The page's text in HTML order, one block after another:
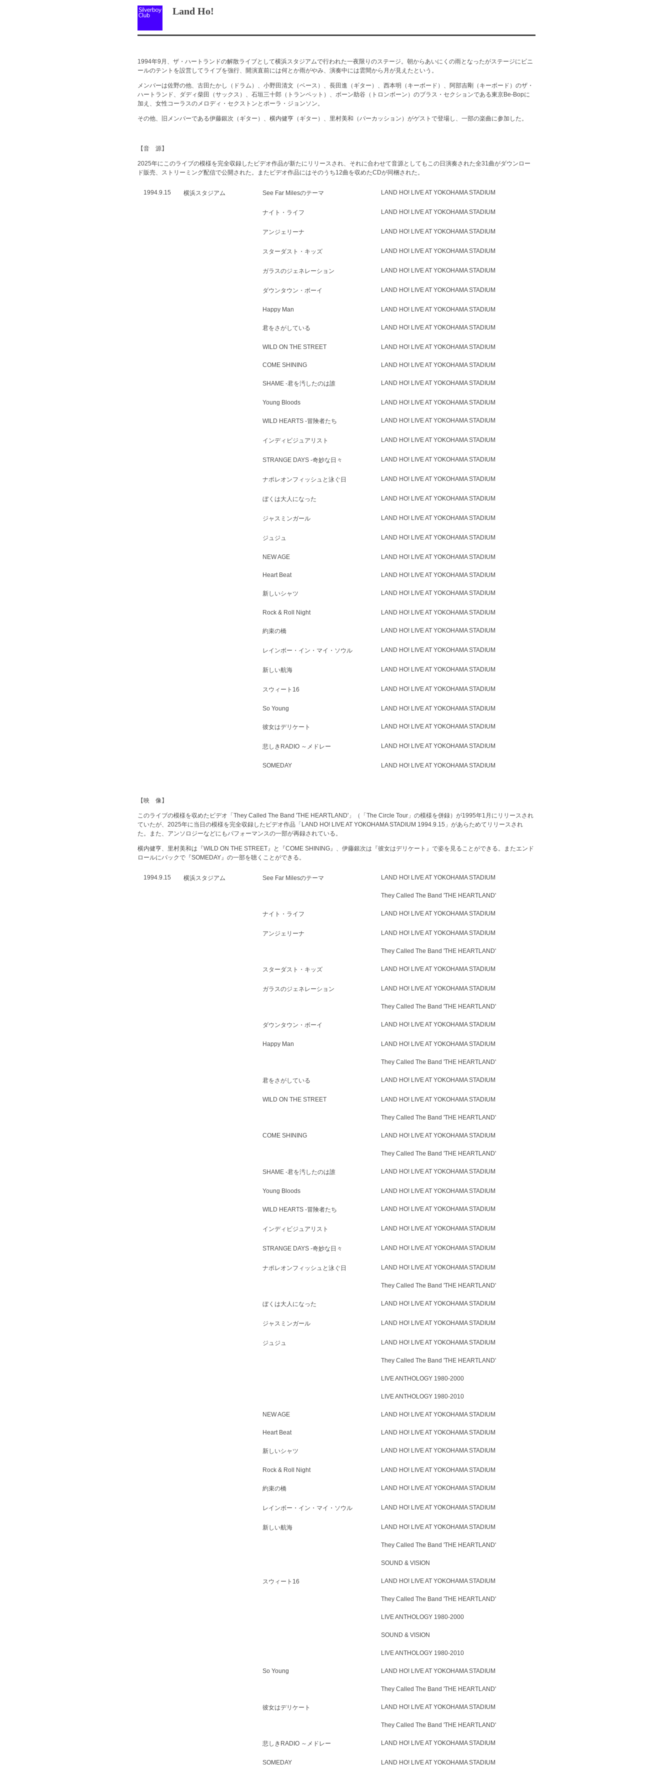
Land Ho!
1994年9月、ザ・ハートランドの解散ライブとして横浜スタジアムで行われた一夜限りのステージ。朝からあいにくの雨となったがステージにビニ
ールのテントを設営してライブを強行、開演直前には何とか雨がやみ、演奏中には雲間から月が見えたという。
メンバーは佐野の他、古田たかし（ドラム）、小野田清文（ベース）、長田進（ギター）、西本明（キーボード）、阿部吉剛（キーボード）のザ・
ハートランド、ダディ柴田（サックス）、石垣三十郎（トランペット）、ボーン助谷（トロンボーン）のブラス・セクションである東京Be-Bopに
加え、女性コーラスのメロディ・セクストンとポーラ・ジョンソン。
その他、旧メンバーである伊藤銀次（ギター）、横内健亨（ギター）、里村美和（パーカッション）がゲストで登場し、一部の楽曲に参加した。
【音 源】
2025年にこのライブの模様を完全収録した ビデオ作品が新たにリリースされ、それに合わせて音源としてもこの日演奏された全31曲がダウンロー
ド販売、ストリーミング配信で公開 された。またビデオ作品にはそのうち12曲を収めたCDが同梱された。
1994.9.15 横浜スタジアム See Far Milesのテーマ LAND HO! LIVE AT YOKOHAMA STADIUM
ナイト・ライフ LAND HO! LIVE AT YOKOHAMA STADIUM
アンジェリーナ LAND HO! LIVE AT YOKOHAMA STADIUM
スターダスト・キッズ LAND HO! LIVE AT YOKOHAMA STADIUM
ガラスのジェネレーション LAND HO! LIVE AT YOKOHAMA STADIUM
ダウンタウン・ボーイ LAND HO! LIVE AT YOKOHAMA STADIUM
Happy Man LAND HO! LIVE AT YOKOHAMA STADIUM
君をさがしている LAND HO! LIVE AT YOKOHAMA STADIUM
WILD ON THE STREET LAND HO! LIVE AT YOKOHAMA STADIUM
COME SHINING LAND HO! LIVE AT YOKOHAMA STADIUM
SHAME -君を汚したのは誰 LAND HO! LIVE AT YOKOHAMA STADIUM
Young Bloods LAND HO! LIVE AT YOKOHAMA STADIUM
WILD HEARTS -冒険者たち LAND HO! LIVE AT YOKOHAMA STADIUM
インディビジュアリスト LAND HO! LIVE AT YOKOHAMA STADIUM
STRANGE DAYS -奇妙な日々 LAND HO! LIVE AT YOKOHAMA STADIUM
ナポレオンフィッシュと泳ぐ日 LAND HO! LIVE AT YOKOHAMA STADIUM
ぼくは大人になった LAND HO! LIVE AT YOKOHAMA STADIUM
ジャスミンガール LAND HO! LIVE AT YOKOHAMA STADIUM
ジュジュ LAND HO! LIVE AT YOKOHAMA STADIUM
NEW AGE LAND HO! LIVE AT YOKOHAMA STADIUM
Heart Beat LAND HO! LIVE AT YOKOHAMA STADIUM
新しいシャツ LAND HO! LIVE AT YOKOHAMA STADIUM
Rock & Roll Night LAND HO! LIVE AT YOKOHAMA STADIUM
約束の橋 LAND HO! LIVE AT YOKOHAMA STADIUM
レインボー・イン・マイ・ソウル LAND HO! LIVE AT YOKOHAMA STADIUM
新しい航海 LAND HO! LIVE AT YOKOHAMA STADIUM
スウィート16 LAND HO! LIVE AT YOKOHAMA STADIUM
So Young LAND HO! LIVE AT YOKOHAMA STADIUM
彼女はデリケート LAND HO! LIVE AT YOKOHAMA STADIUM
悲しきRADIO ～メドレー LAND HO! LIVE AT YOKOHAMA STADIUM
SOMEDAY LAND HO! LIVE AT YOKOHAMA STADIUM
【映 像】
このライブの模様を収めたビデオ「 They Called The Band 'THE HEARTLAND' 」（「The Circle Tour」の模様を併録）が1995年1月にリリースされ
ていたが、2025年に当日の模様を完全収録したビデオ作品「 LAND HO! LIVE AT YOKOHAMA STADIUM 1994.9.15 」があらためてリリースされ
た。また、アンソロジーなどにもパフォーマンスの一部が再録されている。
横内健亨、里村美和は『WILD ON THE STREET』と『COME SHINING』、伊藤銀次は『彼女はデリケート』で姿を見ることができる。またエンド
ロールにバックで『SOMEDAY』の一部を聴くことができる。
1994.9.15 横浜スタジアム See Far Milesのテーマ LAND HO! LIVE AT YOKOHAMA STADIUM
They Called The Band 'THE HEARTLAND'
ナイト・ライフ LAND HO! LIVE AT YOKOHAMA STADIUM
アンジェリーナ LAND HO! LIVE AT YOKOHAMA STADIUM
They Called The Band 'THE HEARTLAND'
スターダスト・キッズ LAND HO! LIVE AT YOKOHAMA STADIUM
ガラスのジェネレーション LAND HO! LIVE AT YOKOHAMA STADIUM
They Called The Band 'THE HEARTLAND'
ダウンタウン・ボーイ LAND HO! LIVE AT YOKOHAMA STADIUM
Happy Man LAND HO! LIVE AT YOKOHAMA STADIUM
They Called The Band 'THE HEARTLAND'
君をさがしている LAND HO! LIVE AT YOKOHAMA STADIUM
WILD ON THE STREET LAND HO! LIVE AT YOKOHAMA STADIUM
They Called The Band 'THE HEARTLAND'
COME SHINING LAND HO! LIVE AT YOKOHAMA STADIUM
They Called The Band 'THE HEARTLAND'
SHAME -君を汚したのは誰 LAND HO! LIVE AT YOKOHAMA STADIUM
Young Bloods LAND HO! LIVE AT YOKOHAMA STADIUM
WILD HEARTS -冒険者たち LAND HO! LIVE AT YOKOHAMA STADIUM
インディビジュアリスト LAND HO! LIVE AT YOKOHAMA STADIUM
STRANGE DAYS -奇妙な日々 LAND HO! LIVE AT YOKOHAMA STADIUM
ナポレオンフィッシュと泳ぐ日 LAND HO! LIVE AT YOKOHAMA STADIUM
They Called The Band 'THE HEARTLAND'
ぼくは大人になった LAND HO! LIVE AT YOKOHAMA STADIUM
ジャスミンガール LAND HO! LIVE AT YOKOHAMA STADIUM
ジュジュ LAND HO! LIVE AT YOKOHAMA STADIUM
They Called The Band 'THE HEARTLAND'
LIVE ANTHOLOGY 1980-2000
LIVE ANTHOLOGY 1980-2010
NEW AGE LAND HO! LIVE AT YOKOHAMA STADIUM
Heart Beat LAND HO! LIVE AT YOKOHAMA STADIUM
新しいシャツ LAND HO! LIVE AT YOKOHAMA STADIUM
Rock & Roll Night LAND HO! LIVE AT YOKOHAMA STADIUM
約束の橋 LAND HO! LIVE AT YOKOHAMA STADIUM
レインボー・イン・マイ・ソウル LAND HO! LIVE AT YOKOHAMA STADIUM
新しい航海 LAND HO! LIVE AT YOKOHAMA STADIUM
They Called The Band 'THE HEARTLAND'
SOUND & VISION
スウィート16 LAND HO! LIVE AT YOKOHAMA STADIUM
They Called The Band 'THE HEARTLAND'
LIVE ANTHOLOGY 1980-2000
SOUND & VISION
LIVE ANTHOLOGY 1980-2010
So Young LAND HO! LIVE AT YOKOHAMA STADIUM
They Called The Band 'THE HEARTLAND'
彼女はデリケート LAND HO! LIVE AT YOKOHAMA STADIUM
They Called The Band 'THE HEARTLAND'
悲しきRADIO ～メドレー LAND HO! LIVE AT YOKOHAMA STADIUM
SOMEDAY LAND HO! LIVE AT YOKOHAMA STADIUM